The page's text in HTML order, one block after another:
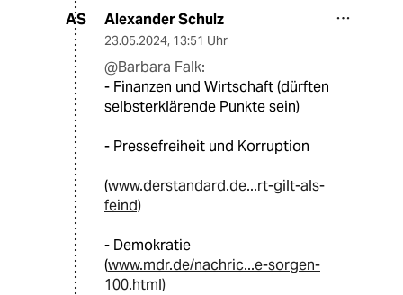
AS Alexander Schulz
23.05.2024, 13:51 Uhr
@Barbara Falk:
- Finanzen und Wirtschaft (dürften
selbsterklärende Punkte sein)
- Pressefreiheit und Korruption
(www.derstandard.de...rt-gilt-als-
feind)
- Demokratie
(www.mdr.de/nachric...e-sorgen-
100.html)